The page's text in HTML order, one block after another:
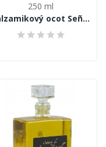
250 ml
Balzamikový ocot Señorio de Jaime Rosell...